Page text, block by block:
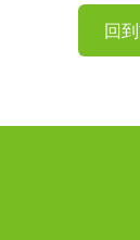
回